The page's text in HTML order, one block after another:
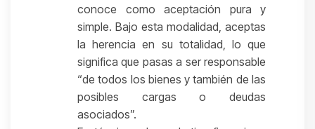
conoce como aceptación pura y
simple. Bajo esta modalidad, aceptas
la herencia en su totalidad, lo que
significa que pasas a ser responsable
“de todos los bienes y también de las
posibles cargas o deudas
asociados”.